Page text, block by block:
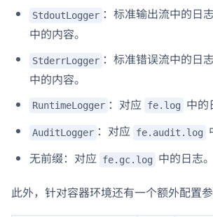
StdoutLogger ：标准输出流中的日
中的内容。
StderrLogger ：标准错误流中的日
中的内容。
RuntimeLogger ：对应 fe.log 中的
AuditLogger ：对应 fe.audit.log
无前缀：对应 fe.gc.log 中的日志。
此外，针对容器环境还有一个额外配置参